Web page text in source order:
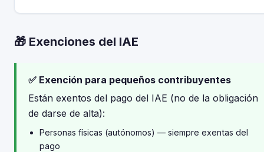
🎁 Exenciones del IAE
✅ Exención para pequeños contribuyentes
Están exentos del pago del IAE (no de la obligación
de darse de alta):
Personas físicas (autónomos) — siempre exentas del
pago